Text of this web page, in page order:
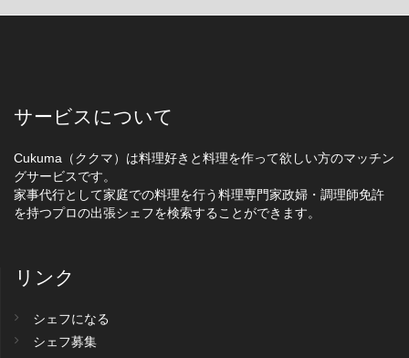
サービスについて
Cukuma（ククマ）は料理好きと料理を作って欲しい方のマッチン
グサービスです。
家事代行として家庭での料理を行う料理専門家政婦・調理師免許
を持つプロの出張シェフを検索することができます。
リンク
シェフになる
シェフ募集